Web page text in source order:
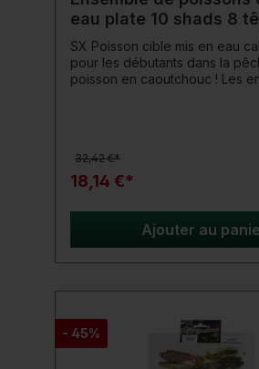
eau plate 10 shads 8
plombées
SX Poisson cible mis en eau calme
pour les débutants dans la
poisson en caoutchouc ! Les ensembles de
plombées sont précisément
poisson cible et au type d'eau.
produit: Poissons cibles : brochet et
poisson-chat Type d'eau : eau plate
Assemblez simplement et
32,42 €*
18,14 €*
Ajouter au
- 45%